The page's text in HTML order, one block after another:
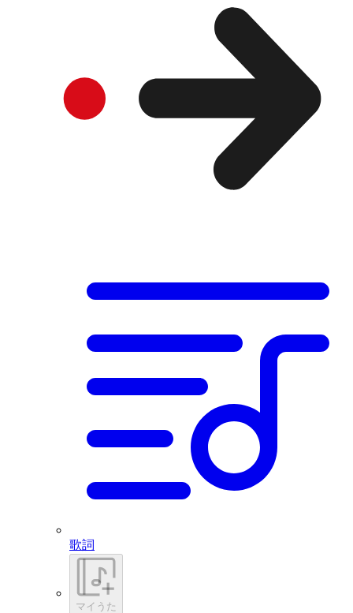
歌詞
マイうた